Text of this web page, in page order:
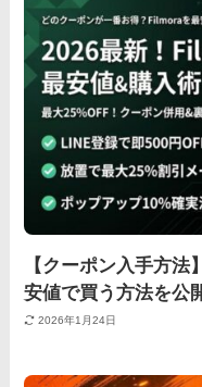
【クーポン入手方
安値で買う方法を公
2026年1月24日